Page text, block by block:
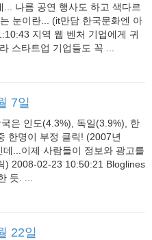
나름 공연 행사도 하고 색다르
눈이란... (it만담 한국문화엔 아
지역 웹 벤처 기업에게 귀
스타트업 기업들도 꼭 ...
7일
은 인도(4.3%), 독일(3.9%), 한
한명이 부정 클릭! (2007년
...이제 사람들이 정보와 광고를
) 2008-02-23 10:50:21 Bloglines
듯. ...
22일